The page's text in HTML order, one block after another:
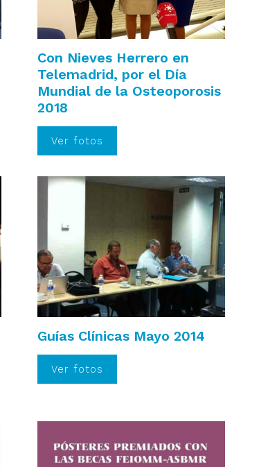
Con Nieves Herrero en
Telemadrid, por el Día
Mundial de la Osteoporosis
2018
Ver fotos
Guías Clínicas Mayo 2014
Ver fotos